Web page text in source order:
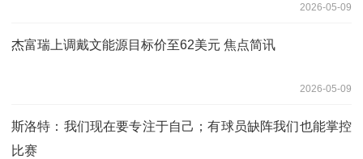
2026-05-09
杰富瑞上调戴文能源目标价至62美元 焦点简讯
2026-05-09
斯洛特：我们现在要专注于自己；有球员缺阵我们也能掌控
比赛